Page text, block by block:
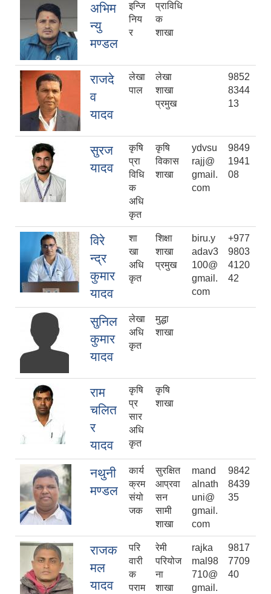
अभिम
न्यु
मण्डल
इन्जि
निय
र
प्राविधि
क
शाखा
राजदे
व
यादव
लेखा
पाल
लेखा
शाखा
प्रमुख
9852
8344
13
सुरज
यादव
कृषि
प्रा
विधि
क
अधि
कृत
कृषि
विकास
शाखा
ydvsu
rajj@
gmail.
com
9849
1941
08
विरे
न्द्र
कुमार
यादव
शा
खा
अधि
कृत
शिक्षा
शाखा
प्रमुख
biru.y
adav3
100@
gmail.
com
+977
9803
4120
42
सुनिल
कुमार
यादव
लेखा
अधि
कृत
मुद्धा
शाखा
राम
चलित
र
यादव
कृषि
प्र
सार
अधि
कृत
कृषि
शाखा
नथुनी
मण्डल
कार्य
क्रम
संयो
जक
सुरक्षित
आप्रवा
सन
सामी
शाखा
mand
alnath
uni@
gmail.
com
9842
8439
35
राजक
मल
यादव
परि
वारी
क
पराम
रेमी
परियोज
ना
शाखा
rajka
mal98
710@
gmail.
9817
7709
40